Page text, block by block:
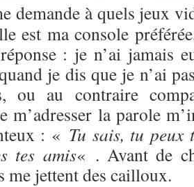
demande à quels jeux
est ma console
: je n’ai jamais
je dis que je n’ai
ou au contraire
m’adresser la parole
: « Tu sais, tu peux
tes amis« . Avant de
me jettent des cailloux.